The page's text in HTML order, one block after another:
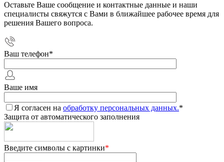
Оставьте Ваше сообщение и контактные данные и наши
специалисты свяжутся с Вами в ближайшее рабочее время для
решения Вашего вопроса.
Ваш телефон*
Ваше имя
Я согласен на обработку персональных данных.*
Защита от автоматического заполнения
Введите символы с картинки*